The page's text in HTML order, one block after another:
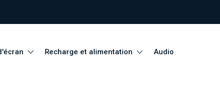
Recharge et alimentation Audio